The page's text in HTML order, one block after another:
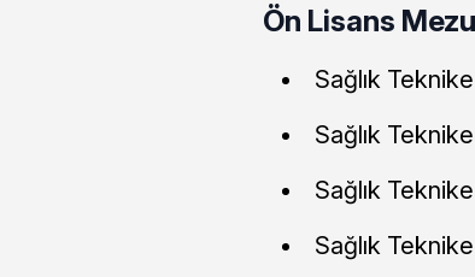
Ön Lisans
Sağlık
Sağlık
Sağlık
Sağlık